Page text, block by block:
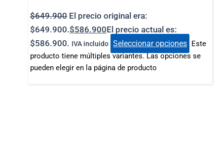
$649.900 El precio original era:
$649.900.$586.900El precio actual es:
$586.900. IVA incluido Seleccionar opciones Este
producto tiene múltiples variantes. Las opciones se
pueden elegir en la página de producto